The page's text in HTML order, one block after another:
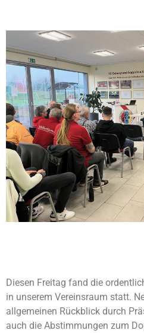
Diesen Freitag fand die
in unserem Vereinsraum statt.
allgemeinen Rückblick durch
auch die Abstimmungen zum